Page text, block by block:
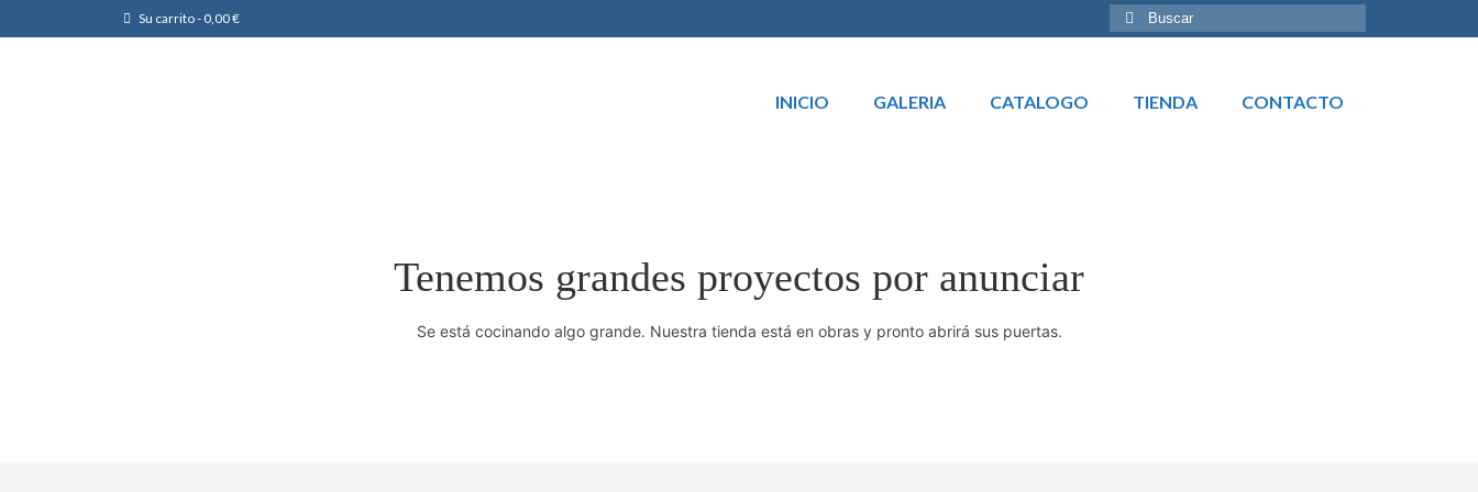
Su carrito- 0,00€
Buscar
por:
INICIO GALERIA CATALOGO TIENDA CONTACTO
Tenemos grandes proyectos por anunciar
Se está cocinando algo grande. Nuestra tienda está en obras y pronto abrirá sus puertas.